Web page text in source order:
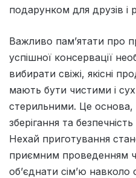
подарунком для друзів і
Важливо пам’ятати про
успішної консервації
вибирати свіжі, якісні
мають бути чистими і
стерильними. Це основа,
зберігання та
Нехай приготування
приємним проведенням
об’єднати сім’ю навколо